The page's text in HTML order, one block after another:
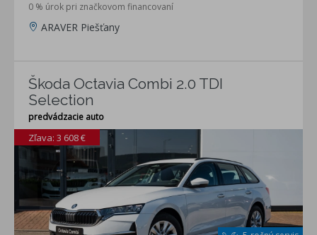
0 % úrok pri značkovom financovaní
ARAVER Piešťany
Škoda Octavia Combi 2.0 TDI
Selection
predvádzacie auto
Zľava: 3 608 €